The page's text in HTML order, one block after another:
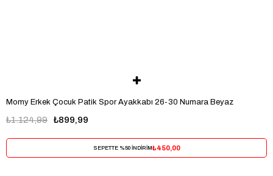
Momy Erkek Çocuk Patik Spor Ayakkabı 26-30 Numara Beyaz
₺899,99
₺1.124,99
SEPETTE %50 İNDİRİM₺450,00